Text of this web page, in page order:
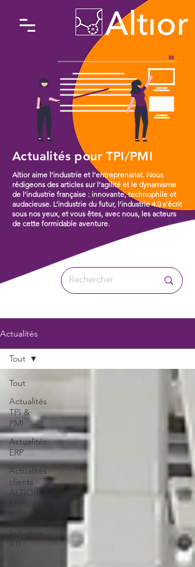
Actualités pour TPI/PMI
Altior aime l’industrie et l’entreprenariat. Nous
rédigeons des articles sur l’agilité et le dynamisme
de l’industrie française : innovante, technophile et
audacieuse. L’industrie du futur, l’industrie 4.0 s’écrit
sous nos yeux, et vous êtes, avec nous, les acteurs
de cette formidable aventure.
Actualités
Tout
Actualités
TPI &
PMI
Actualités
ERP
Actualités
clients
ALTIOR
Actualités
Industrie
4.0
Tout